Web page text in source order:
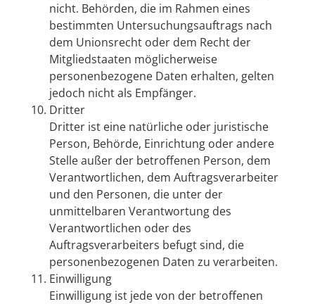
nicht. Behörden, die im Rahmen eines
bestimmten Untersuchungsauftrags nach
dem Unionsrecht oder dem Recht der
Mitgliedstaaten möglicherweise
personenbezogene Daten erhalten, gelten
jedoch nicht als Empfänger.
Dritter
Dritter ist eine natürliche oder juristische
Person, Behörde, Einrichtung oder andere
Stelle außer der betroffenen Person, dem
Verantwortlichen, dem Auftragsverarbeiter
und den Personen, die unter der
unmittelbaren Verantwortung des
Verantwortlichen oder des
Auftragsverarbeiters befugt sind, die
personenbezogenen Daten zu verarbeiten.
Einwilligung
Einwilligung ist jede von der betroffenen